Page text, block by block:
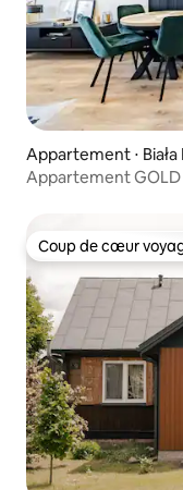
Appartement ⋅ Biała
Appartement GOLD
Coup de cœur
Coup de cœur